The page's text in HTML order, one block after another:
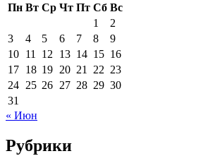
Пн Вт Ср Чт Пт Сб Вс
1
2
3
4 5 6 7 8
9
10 11 12 13 14 15 16
17 18 19 20 21 22 23
24 25 26 27 28 29 30
31
« Июн
Рубрики